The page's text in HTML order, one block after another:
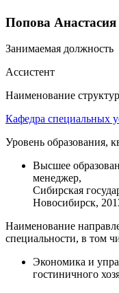
Попова Анастасия
Занимаемая должность
Ассистент
Наименование
Кафедра специальных
Уровень образования,
Высшее
менеджер,
Сибирская
Новосибирск,
Наименование
специальности, в том
Экономика и
гостиничного